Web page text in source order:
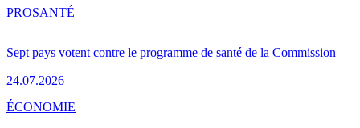
Sept pays votent contre le programme de santé de la Commission
24.07.2026
PROSANTÉ
ÉCONOMIE